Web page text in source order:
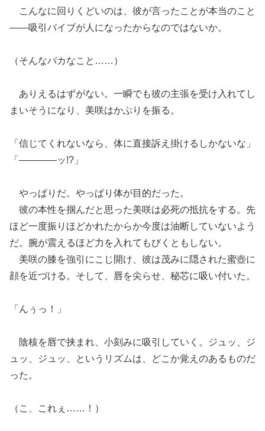
こんなに回りくどいのは、彼が言ったことが本当のこと
――吸引バイブが人になったからなのではないか。
（そんなバカなこと……）
ありえるはずがない。一瞬でも彼の主張を受け入れてし
まいそうになり、美咲はかぶりを振る。
「信じてくれないなら、体に直接訴え掛けるしかないな」
「――――ッ!?」
やっぱりだ。やっぱり体が目的だった。
彼の本性を掴んだと思った美咲は必死の抵抗をする。先
ほど一度振りほどかれたからか今度は油断していないよう
だ。腕が震えるほど力を入れてもびくともしない。
美咲の膝を強引にこじ開け、彼は茂みに隠された蜜壺に
顔を近づける。そして、唇を尖らせ、秘芯に吸い付いた。
「んぅっ！」
陰核を唇で挟まれ、小刻みに吸引していく。ジュッ、ジ
ュッ、ジュッ、というリズムは、どこか覚えのあるものだ
った。
（こ、これぇ……！）